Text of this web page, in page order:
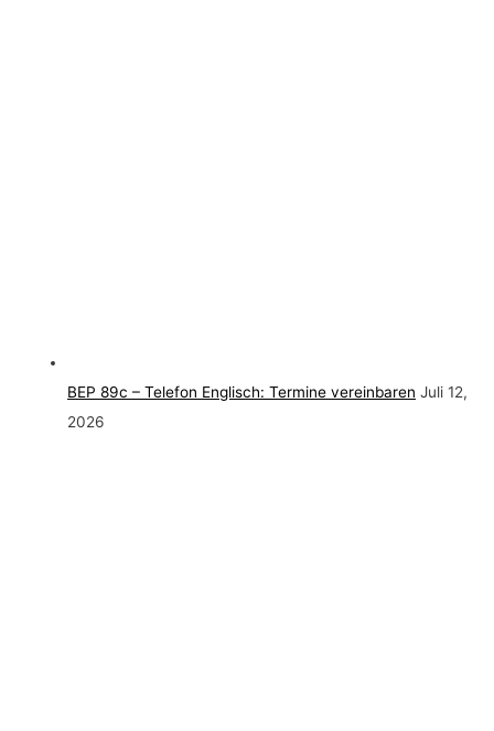
BEP 89c – Telefon Englisch: Termine vereinbaren Juli 12,
2026